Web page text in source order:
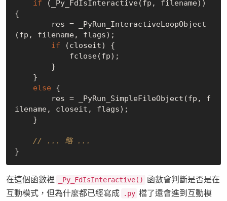
if (_Py_FdIsInteractive(fp, filename))
{
(fp, filename, flags);
if (closeit) {
else {
ilename, closeit, flags);
// ... 略 ...
在這個函數裡 _Py_FdIsInteractive()
函數會判斷是否是在
互動模式，但為什麼都已經寫成
.py 檔了還會進到互動模